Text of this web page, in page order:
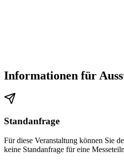
Informationen für
Standanfrage
Für diese Veranstaltung können Sie
keine Standanfrage für eine